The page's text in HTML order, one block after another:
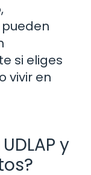
si eliges
vivir en
y